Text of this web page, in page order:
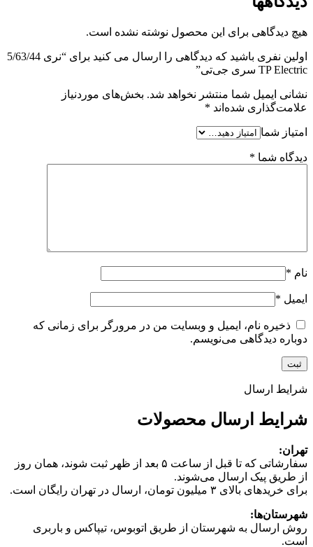
هیچ دیدگاهی برای این محصول نوشته نشده است.
اولین نفری باشید که دیدگاهی را ارسال می کنید برای “نری 5/63/44
TP Electric سری جی‌تی”
نشانی ایمیل شما منتشر نخواهد شد. بخش‌های موردنیاز
علامت‌گذاری شده‌اند *
امتیاز شما
دیدگاه شما *
نام *
ایمیل *
ذخیره نام، ایمیل و وبسایت من در مرورگر برای زمانی که
دوباره دیدگاهی می‌نویسم.
شرایط ارسال
شرایط ارسال محصولات
تهران:
سفارشاتی که تا قبل از ساعت ۵ بعد از ظهر ثبت شوند، همان روز
از طریق پیک ارسال می‌شوند.
برای خریدهای بالای ۳ میلیون تومان، ارسال در تهران رایگان است.
شهرستان‌ها:
روش ارسال به شهرستان از طریق اتوبوس، تیپاکس و باربری
است.